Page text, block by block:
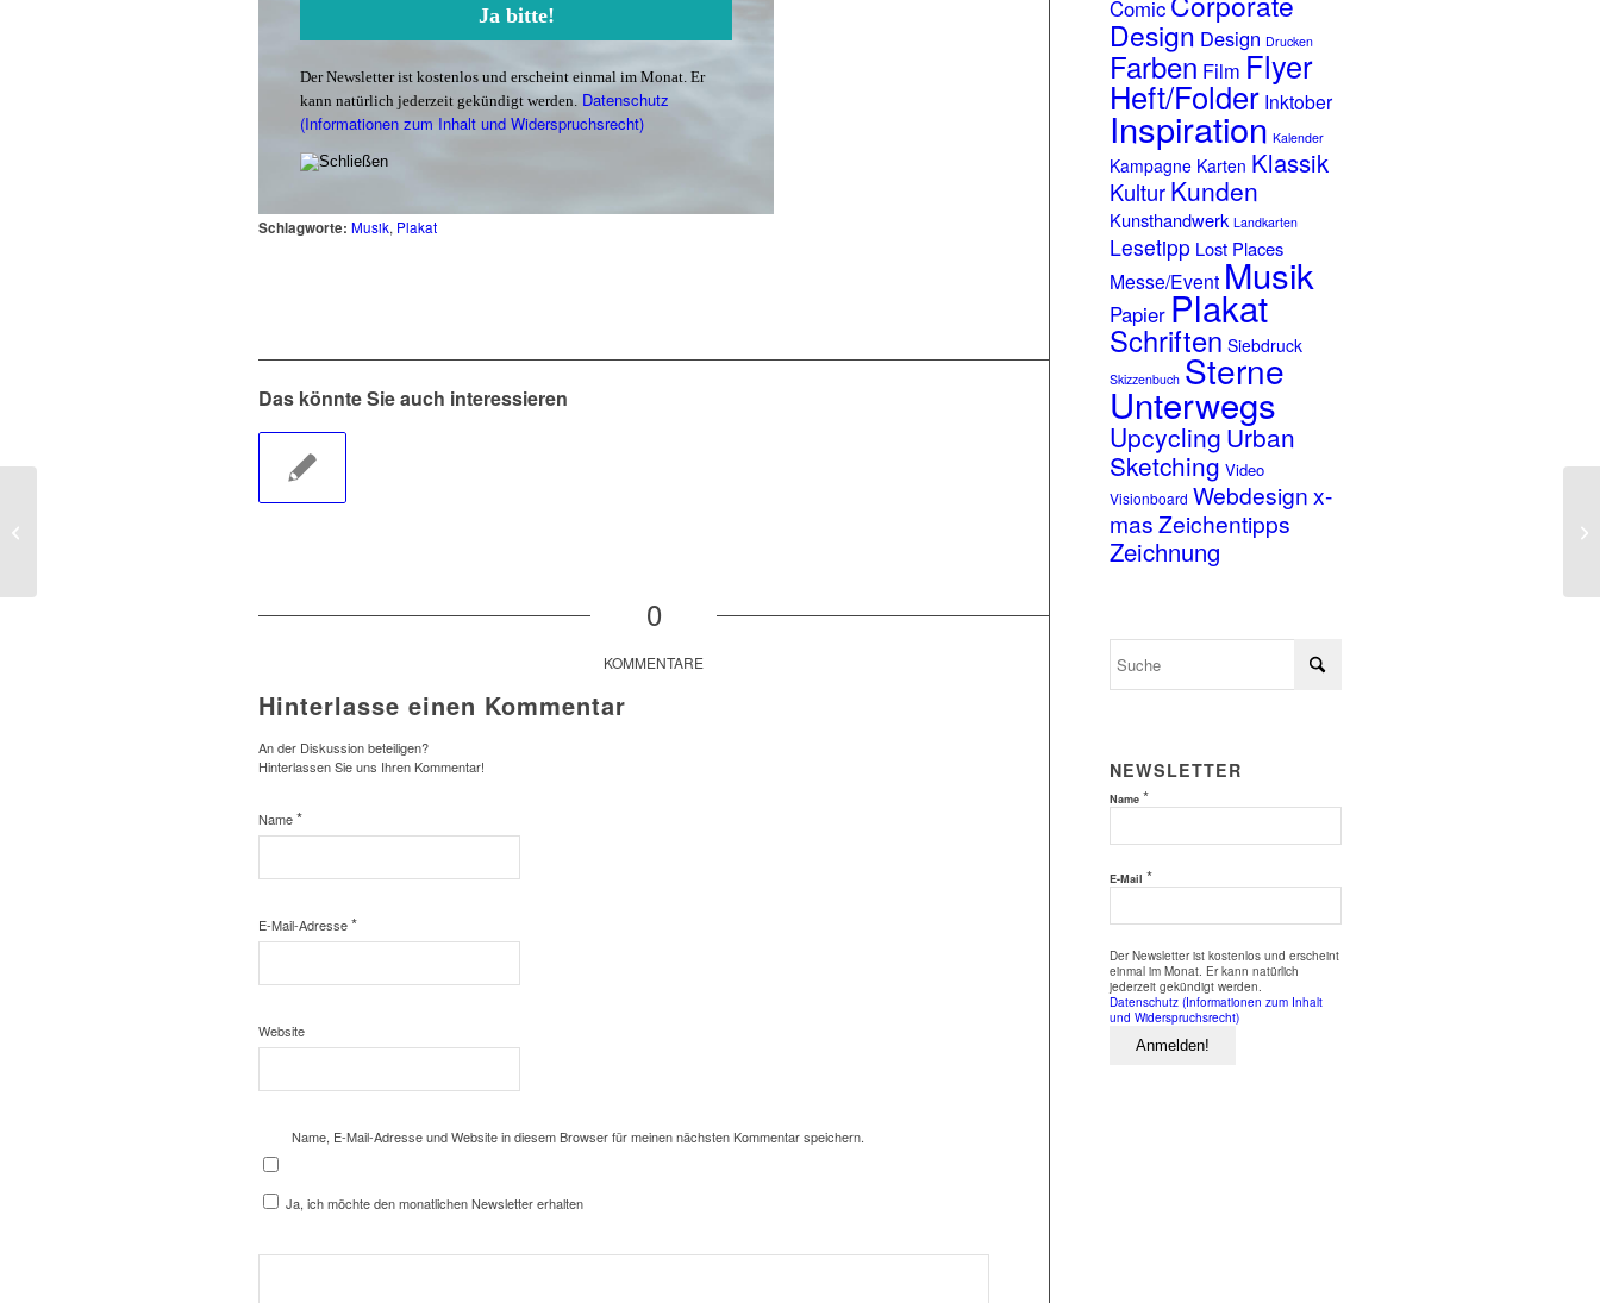
Der Newsletter ist kostenlos und erscheint einmal im Monat. Er
kann natürlich jederzeit gekündigt werden. Datenschutz
(Informationen zum Inhalt und Widerspruchsrecht)
Schlagworte: Musik, Plakat
Das könnte Sie auch interessieren
0
KOMMENTARE
Hinterlasse einen Kommentar
An der Diskussion beteiligen?
Hinterlassen Sie uns Ihren Kommentar!
Name*
E-Mail-Adresse*
Website
Name, E-Mail-Adresse und Website in diesem Browser für meinen nächsten Kommentar speichern.
Ja, ich möchte den monatlichen Newsletter erhalten
Comic
Design Design Drucken
Farben Film Flyer
Heft/Folder Inktober
Inspiration Kalender
Kampagne Karten Klassik
KulturKunden
Kunsthandwerk Landkarten
Lesetipp Lost Places
Messe/Event Musik
Papier Plakat
Schriften Siebdruck
Skizzenbuch Sterne
Unterwegs
Upcycling Urban
Sketching Video
Visionboard Webdesignx-
masZeichentipps
Zeichnung
NEWSLETTER
Name*
E-Mail*
Der Newsletter ist kostenlos und erscheint
einmal im Monat. Er kann natürlich
jederzeit gekündigt werden.
Datenschutz (Informationen zum Inhalt
und Widerspruchsrecht)